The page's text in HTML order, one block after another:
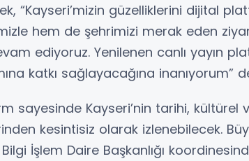
“Kayseri’mizin güzelliklerini dijital
hem de şehrimizi merak eden
ediyoruz. Yenilenen canlı yayın
katkı sağlayacağına inanıyorum”
sayesinde Kayseri’nin tarihi, kültürel
kesintisiz olarak izlenebilecek.
Bilgi İşlem Daire Başkanlığı